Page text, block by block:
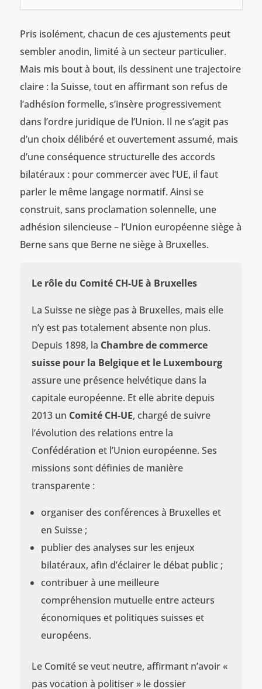
Pris isolément, chacun de ces ajustements peut
sembler anodin, limité à un secteur particulier.
Mais mis bout à bout, ils dessinent une trajectoire
claire : la Suisse, tout en affirmant son refus de
l’adhésion formelle, s’insère progressivement
dans l’ordre juridique de l’Union. Il ne s’agit pas
d’un choix délibéré et ouvertement assumé, mais
d’une conséquence structurelle des accords
bilatéraux : pour commercer avec l’UE, il faut
parler le même langage normatif. Ainsi se
construit, sans proclamation solennelle, une
adhésion silencieuse – l’Union européenne siège à
Berne sans que Berne ne siège à Bruxelles.
Le rôle du Comité CH-UE à Bruxelles
La Suisse ne siège pas à Bruxelles, mais elle
n’y est pas totalement absente non plus.
Depuis 1898, la Chambre de commerce
suisse pour la Belgique et le Luxembourg
assure une présence helvétique dans la
capitale européenne. Et elle abrite depuis
2013 un Comité CH-UE, chargé de suivre
l’évolution des relations entre la
Confédération et l’Union européenne. Ses
missions sont définies de manière
transparente :
organiser des conférences à Bruxelles et
en Suisse ;
publier des analyses sur les enjeux
bilatéraux, afin d’éclairer le débat public ;
contribuer à une meilleure
compréhension mutuelle entre acteurs
économiques et politiques suisses et
européens.
Le Comité se veut neutre, affirmant n’avoir «
pas vocation à politiser » le dossier